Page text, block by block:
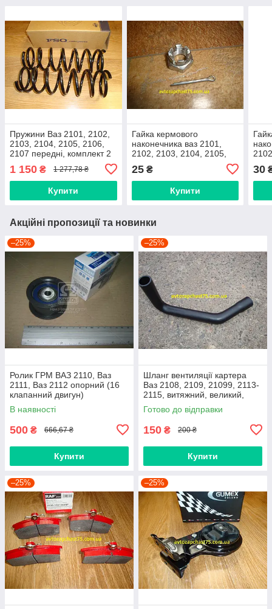
Пружини Ваз 2101, 2102,
2103, 2104, 2105, 2106,
2107 передні, комплект 2
1 150 ₴ 1 277,78 ₴
Купити
Гайка кермового
наконечника ваз 2101,
2102, 2103, 2104, 2105,
корончаста
25₴
Купити
30
Акційні пропозиції та новинки
–25%
Ролик ГРМ ВАЗ 2110, Ваз
2111, Ваз 2112 опорний (16
клапанний двигун)
В наявності
500 ₴ 666,67 ₴
Купити
–25%
Шланг вентиляції картера
Ваз 2108, 2109, 21099, 2113-
2115, витяжний, великий,
нижній
Готово до відправки
150 ₴ 200 ₴
Купити
–25% –25%